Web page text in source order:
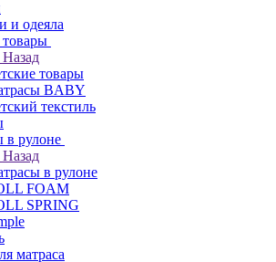
и одеяла
товары
Назад
товары
BABY
текстиль
в рулоне
Назад
в рулоне
FOAM
SPRING
матраса